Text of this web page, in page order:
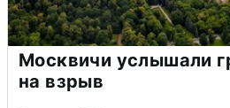
Москвичи услышали
на взрыв